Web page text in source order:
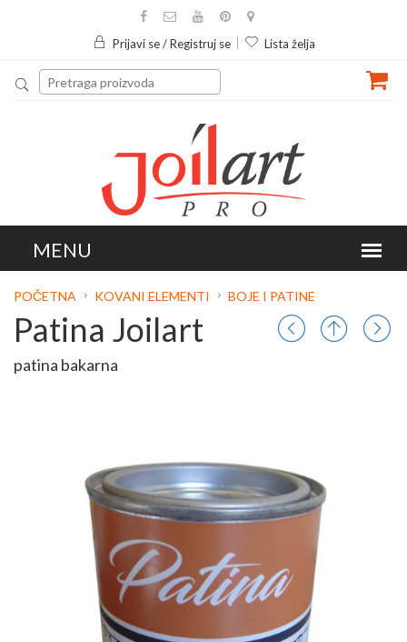
Prijavi se / Registruj se Lista želja
POČETNA KOVANI ELEMENTI BOJE I PATINE
Patina Joilart
patina bakarna